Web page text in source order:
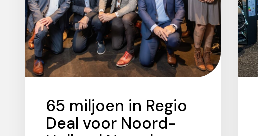
65 miljoen in Regio
Deal voor Noord-